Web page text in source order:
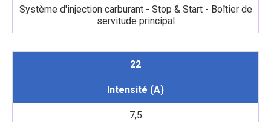
Système d'injection carburant - Stop & Start - Boîtier de
servitude principal
22
Intensité (A)
7,5